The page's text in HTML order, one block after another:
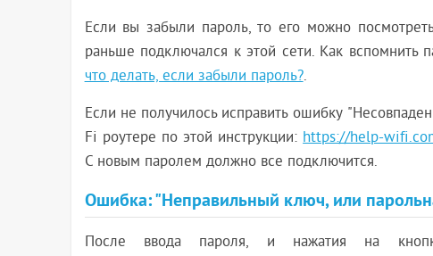
Если вы забыли пароль, то его можно
раньше подключался к этой сети. Как вспомнить
что делать, если забыли пароль?.
Если не получилось исправить ошибку
Fi роутере по этой инструкции:https://help-
С новым паролем должно все подключится.
Ошибка: "Неправильный ключ, или
После ввода пароля, и нажатия на